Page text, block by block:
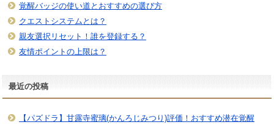
覚醒バッジの使い道とおすすめの選び方
クエストシステムとは？
親友選択リセット！誰を登録する？
友情ポイントの上限は？
最近の投稿
【パズドラ】甘露寺蜜璃(かんろじみつり)評価！おすすめ潜在覚醒